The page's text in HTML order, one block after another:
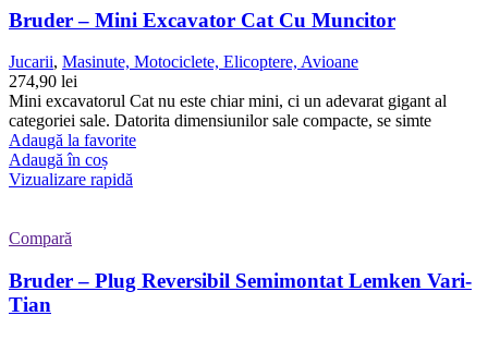
Bruder – Mini Excavator Cat Cu Muncitor
Jucarii, Masinute, Motociclete, Elicoptere, Avioane
274,90 lei
Mini excavatorul Cat nu este chiar mini, ci un adevarat gigant al
categoriei sale. Datorita dimensiunilor sale compacte, se simte
Adaugă la favorite
Adaugă în coș
Vizualizare rapidă
Compară
Bruder – Plug Reversibil Semimontat Lemken Vari-
Tian